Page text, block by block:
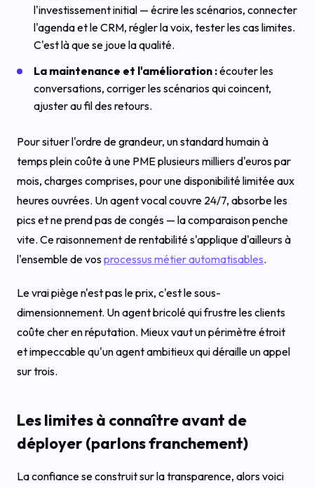
l'investissement initial — écrire les scénarios, connecter
l'agenda et le CRM, régler la voix, tester les cas limites.
C'est là que se joue la qualité.
La maintenance et l'amélioration :écouter les
conversations, corriger les scénarios qui coincent,
ajuster au fil des retours.
Pour situer l'ordre de grandeur, un standard humain à
temps plein coûte à une PME plusieurs milliers d'euros par
mois, charges comprises, pour une disponibilité limitée aux
heures ouvrées. Un agent vocal couvre 24/7, absorbe les
pics et ne prend pas de congés — la comparaison penche
vite. Ce raisonnement de rentabilité s'applique d'ailleurs à
l'ensemble de vosprocessus métier automatisables.
Le vrai piège n'est pas le prix, c'est le sous-
dimensionnement. Un agent bricolé qui frustre les clients
coûte cher en réputation. Mieux vaut un périmètre étroit
et impeccable qu'un agent ambitieux qui déraille un appel
sur trois.
Les limites à connaître avant de
déployer (parlons franchement)
La confiance se construit sur la transparence, alors voici